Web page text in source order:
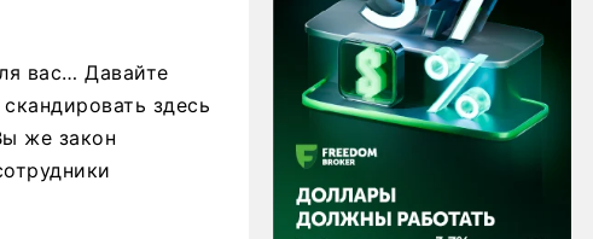
вас… Давайте
здесь
же закон